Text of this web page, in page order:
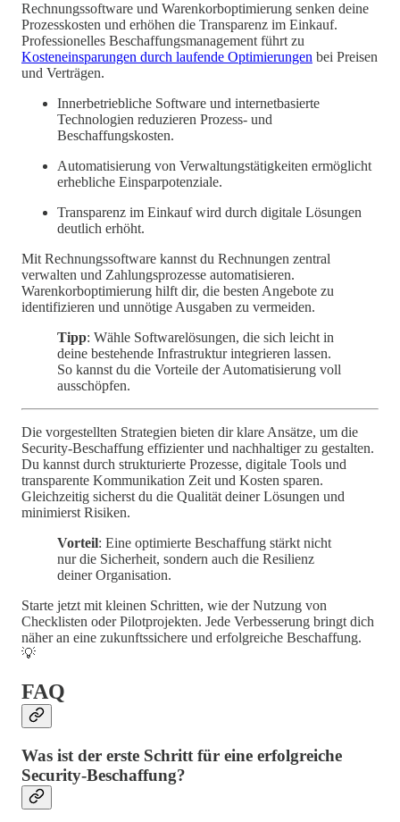
Rechnungssoftware und Warenkorboptimierung senken deine
Prozesskosten und erhöhen die Transparenz im Einkauf.
Professionelles Beschaffungsmanagement führt zu
Kosteneinsparungen durch laufende Optimierungen bei Preisen
und Verträgen.
Innerbetriebliche Software und internetbasierte
Technologien reduzieren Prozess- und
Beschaffungskosten.
Automatisierung von Verwaltungstätigkeiten ermöglicht
erhebliche Einsparpotenziale.
Transparenz im Einkauf wird durch digitale Lösungen
deutlich erhöht.
Mit Rechnungssoftware kannst du Rechnungen zentral
verwalten und Zahlungsprozesse automatisieren.
Warenkorboptimierung hilft dir, die besten Angebote zu
identifizieren und unnötige Ausgaben zu vermeiden.
Tipp: Wähle Softwarelösungen, die sich leicht in
deine bestehende Infrastruktur integrieren lassen.
So kannst du die Vorteile der Automatisierung voll
ausschöpfen.
Die vorgestellten Strategien bieten dir klare Ansätze, um die
Security-Beschaffung effizienter und nachhaltiger zu gestalten.
Du kannst durch strukturierte Prozesse, digitale Tools und
transparente Kommunikation Zeit und Kosten sparen.
Gleichzeitig sicherst du die Qualität deiner Lösungen und
minimierst Risiken.
Vorteil: Eine optimierte Beschaffung stärkt nicht
nur die Sicherheit, sondern auch die Resilienz
deiner Organisation.
Starte jetzt mit kleinen Schritten, wie der Nutzung von
Checklisten oder Pilotprojekten. Jede Verbesserung bringt dich
näher an eine zukunftssichere und erfolgreiche Beschaffung.
💡
FAQ
Was ist der erste Schritt für eine erfolgreiche
Security-Beschaffung?